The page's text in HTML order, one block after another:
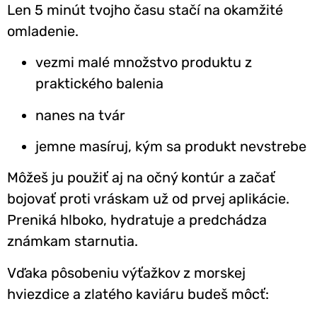
Len 5 minút tvojho času stačí na okamžité
omladenie.
vezmi malé množstvo produktu z
praktického balenia
nanes na tvár
jemne masíruj, kým sa produkt nevstrebe
Môžeš ju použiť aj na očný kontúr a začať
bojovať proti vráskam už od prvej aplikácie.
Preniká hlboko, hydratuje a predchádza
známkam starnutia.
Vďaka pôsobeniu výťažkov z morskej
hviezdice a zlatého kaviáru budeš môcť: